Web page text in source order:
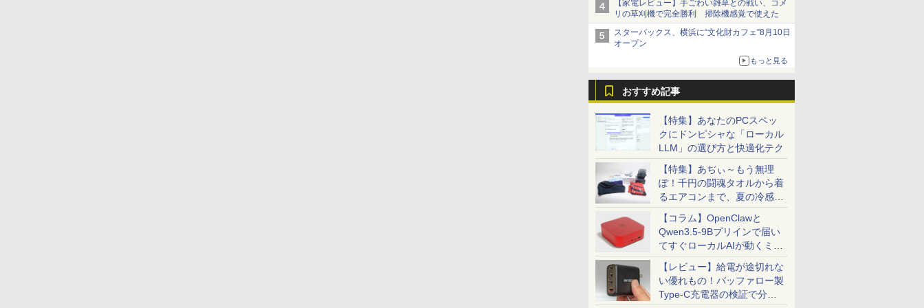
【家電レビュー】手ごわい雑草との戦い、コメ
リの草刈機で完全勝利 掃除機感覚で使えた
スターバックス、横浜に“文化財カフェ”8月10日
オープン
もっと見る
おすすめ記事
【特集】あなたのPCスペッ
クにドンピシャな「ローカル
LLM」の選び方と快適化テク
【特集】あぢぃ～もう無理
ぽ！千円の闘魂タオルから着
るエアコンまで、夏の冷感グ
ッズ一挙紹介
【コラム】OpenClawと
Qwen3.5-9Bプリインで届い
てすぐローカルAIが動くミニ
PC「SER9 Pro」
【レビュー】給電が途切れな
い優れもの！バッファロー製
Type-C充電器の検証で分か